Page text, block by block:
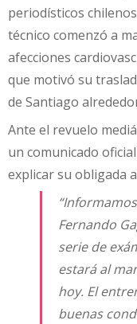
periodísticos
técnico comenzó a
afecciones
que motivó su
de Santiago
Ante el revuelo
un comunicado
explicar su obligada
Fernando
serie de
estará al
hoy. El
buenas